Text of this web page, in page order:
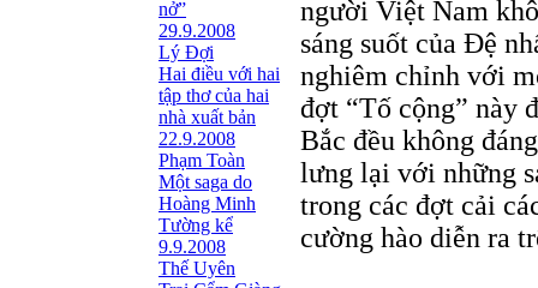
nở”
29.9.2008
Lý Đợi
Hai điều với hai
tập thơ của hai
nhà xuất bản
22.9.2008
Phạm Toàn
Một saga do
Hoàng Minh
Tường kể
9.9.2008
Thế Uyên
người Việt Nam
sáng suốt của Đệ
nghiêm chỉnh với
đợt “Tố cộng” này
Bắc đều không
lưng lại với những
trong các đợt cải
cường hào diễn ra